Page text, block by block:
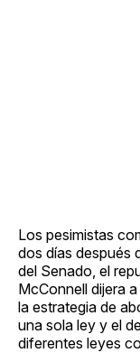
Los pesimistas
dos días después
del Senado, el
McConnell dijera
la estrategia de
una sola ley y el
diferentes leyes